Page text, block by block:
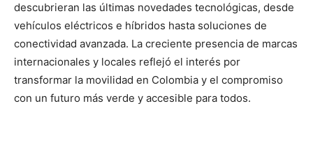
descubrieran las últimas novedades tecnológicas, desde
vehículos eléctricos e híbridos hasta soluciones de
conectividad avanzada. La creciente presencia de marcas
internacionales y locales reflejó el interés por
transformar la movilidad en Colombia y el compromiso
con un futuro más verde y accesible para todos.